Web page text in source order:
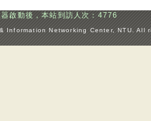
啟動後，本站到訪人次：4776
Information Networking Center, NTU. All